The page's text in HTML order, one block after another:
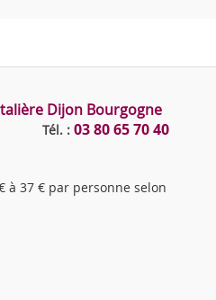
Dijon Bourgogne
Tél. : 03 80 65 70 40
à 37 € par personne selon